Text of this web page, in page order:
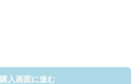
購入画面に進む